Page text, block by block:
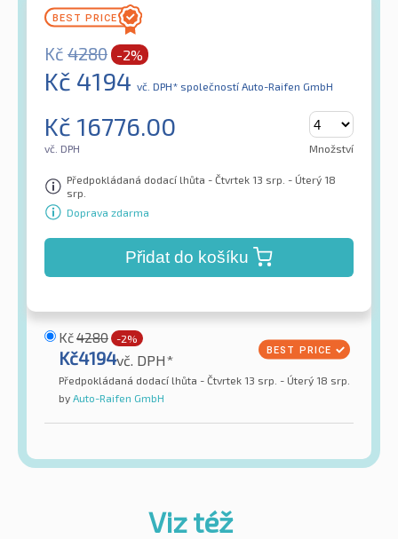
Kč 4280 -2%
Kč 4194 vč. DPH* společností Auto-Raifen GmbH
Kč 16776.00
vč. DPH Množství
Předpokládaná dodací lhůta - Čtvrtek 13 srp. - Úterý 18
srp.
Doprava zdarma
Přidat do košíku
Kč4280 -2%
Kč4194vč. DPH*
Předpokládaná dodací lhůta - Čtvrtek 13 srp. - Úterý 18 srp.
by Auto-Raifen GmbH
Viz též